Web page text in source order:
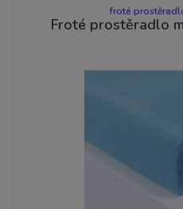
froté
Froté prostěradlo